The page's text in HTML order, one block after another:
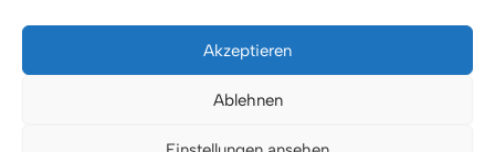
Akzeptieren
Ablehnen
Impressum
Datenschutz